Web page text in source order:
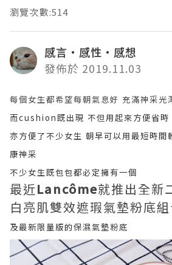
瀏覽次數:514
感言‧感性‧感想
發佈於 2019.11.03
每個女生都希望每朝氣息好 充滿神采光
而cushion既出現 不但用起來方便省時
亦方便了不少女生 朝早可以用最短時間
康神采
不少女生既包包都必定擁有一個
最近Lancôme就推出全新
白亮肌雙效遮瑕氣墊粉底
及最新限量版的保濕氣墊粉底